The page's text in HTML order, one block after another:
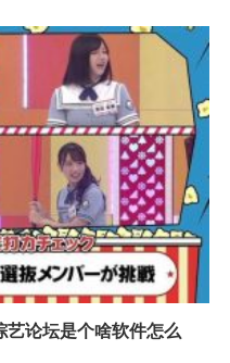
艺论坛是个啥软件怎么